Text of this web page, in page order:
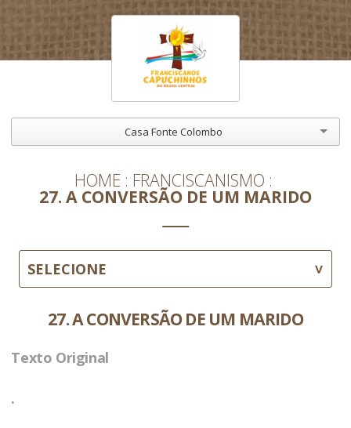
Casa Fonte Colombo
HOME FRANCISCANISMO
27. A CONVERSÃO DE UM MARIDO
SELECIONE
27. A CONVERSÃO DE UM MARIDO
Texto Original
.